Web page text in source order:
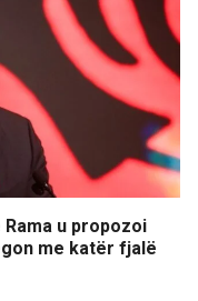
u propozoi
me katër fjalë